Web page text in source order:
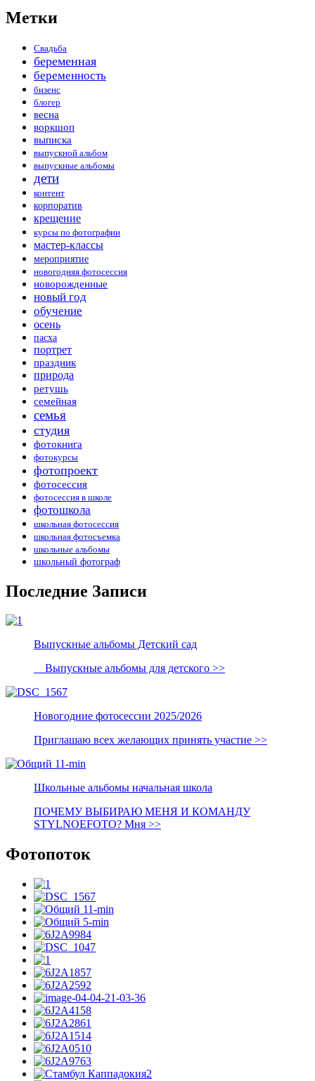
Метки
Свадьба
беременная
беременность
бизенс
блогер
весна
воркшоп
выписка
выпускной альбом
выпускные альбомы
дети
контент
корпоратив
крещение
курсы по фотографии
мастер-классы
мероприятие
новогодняя фотосессия
новорожденные
новый год
обучение
осень
пасха
портрет
праздник
природа
ретушь
семейная
семья
студия
фотокнига
фотокурсы
фотопроект
фотосессия
фотосессия в школе
фотошкола
школьная фотосессия
школьная фотосъемка
школьные альбомы
школьный фотограф
Последние Записи
Выпускные альбомы Детский сад
Выпускные альбомы для детского >>
Новогодние фотосессии 2025/2026
Приглашаю всех желающих принять участие >>
Школьные альбомы начальная школа
ПОЧЕМУ ВЫБИРАЮ МЕНЯ И КОМАНДУ
STYLNOEFOTO? Мня >>
Фотопоток